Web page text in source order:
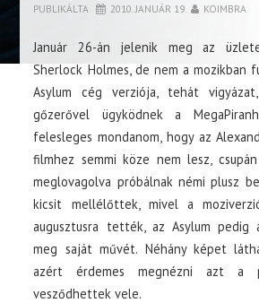
PUBLIKÁLTA 2010. JANUÁR 19. KOIMBRA
Január 26-án jelenik meg az
Sherlock Holmes, de nem a mozikban
Asylum cég verziója, tehát
gőzerővel ügyködnek a
felesleges mondanom, hogy az
filmhez semmi köze nem lesz,
meglovagolva próbálnak némi plusz
kicsit mellélőttek, mivel a
augusztusra tették, az Asylum
meg saját művét. Néhány képet
azért érdemes megnézni azt a
vesződhettek vele.